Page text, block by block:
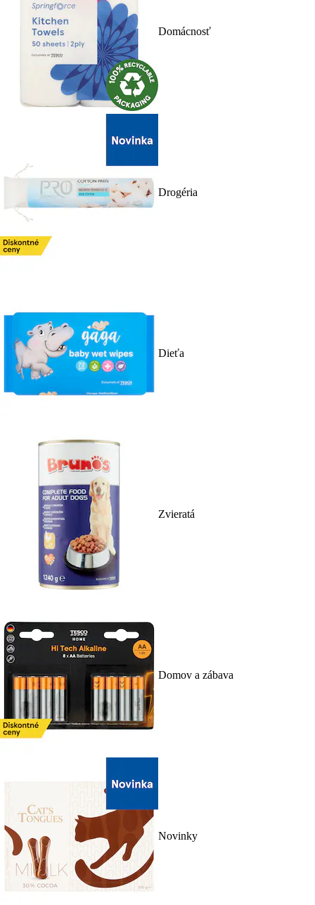
Domácnosť
Drogéria
Dieťa
Zvieratá
Domov a zábava
Novinky